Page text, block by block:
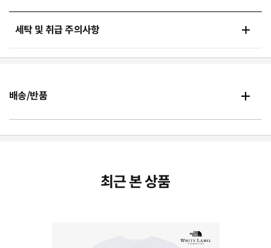
세탁 및 취급 주의사항
배송/반품
최근 본 상품